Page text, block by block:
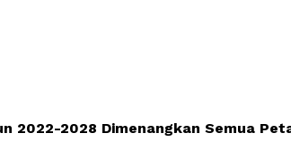
2022-2028 Dimenangkan Semua